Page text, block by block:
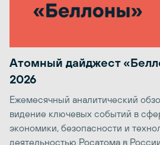
Атомный дайджест
2026
Ежемесячный аналитический
видение ключевых событий в
экономики, безопасности и
деятельностью Росатома в